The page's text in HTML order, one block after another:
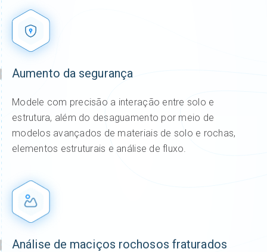
Aumento da segurança
Modele com precisão a interação entre solo e
estrutura, além do desaguamento por meio de
modelos avançados de materiais de solo e rochas,
elementos estruturais e análise de fluxo.
Análise de maciços rochosos fraturados